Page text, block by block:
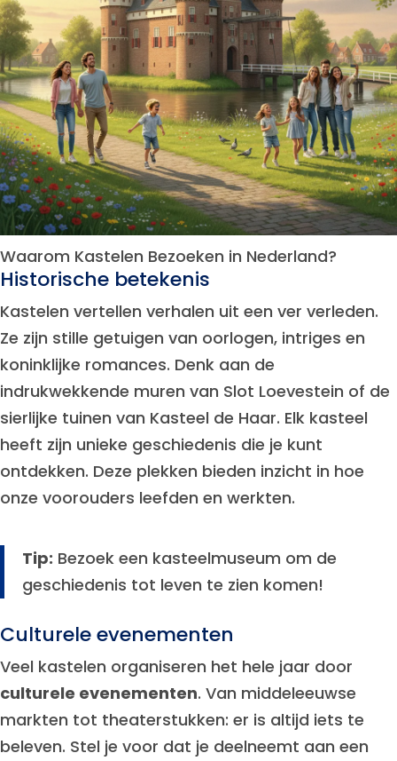
Waarom Kastelen Bezoeken in Nederland?
Historische betekenis
Kastelen vertellen verhalen uit een ver verleden.
Ze zijn stille getuigen van oorlogen, intriges en
koninklijke romances. Denk aan de
indrukwekkende muren van Slot Loevestein of de
sierlijke tuinen van Kasteel de Haar. Elk kasteel
heeft zijn unieke geschiedenis die je kunt
ontdekken. Deze plekken bieden inzicht in hoe
onze voorouders leefden en werkten.
Tip: Bezoek een kasteelmuseum om de
geschiedenis tot leven te zien komen!
Culturele evenementen
Veel kastelen organiseren het hele jaar door
culturele evenementen. Van middeleeuwse
markten tot theaterstukken: er is altijd iets te
beleven. Stel je voor dat je deelneemt aan een